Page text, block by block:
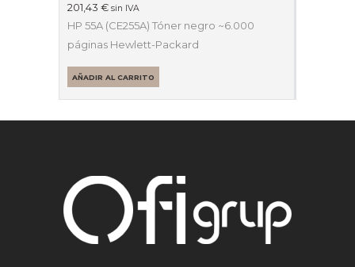
201,43 € sin IVA
HP 55A (CE255A) Tóner negro ~6.000
páginas Hewlett-Packard
AÑADIR AL CARRITO